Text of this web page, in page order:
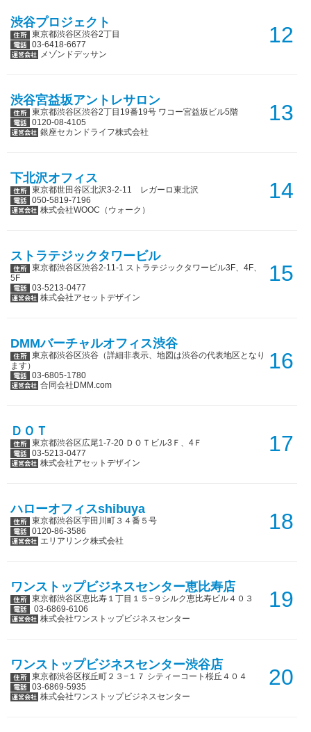
渋谷プロジェクト
東京都渋谷区渋谷2丁目
03-6418-6677
メゾンドデッサン
12
渋谷宮益坂アントレサロン
東京都渋谷区渋谷2丁目19番19号 ワコー宮益坂ビル5階
0120-08-4105
銀座セカンドライフ株式会社
13
下北沢オフィス
東京都世田谷区北沢3-2-11 レガーロ東北沢
050-5819-7196
株式会社WOOC（ウォーク）
14
ストラテジックタワービル
東京都渋谷区渋谷2-11-1 ストラテジックタワービル3F、4F、
5F
03-5213-0477
株式会社アセットデザイン
15
DMMバーチャルオフィス渋谷
東京都渋谷区渋谷（詳細非表示、地図は渋谷の代表地区となり
ます）
03-6805-1780
合同会社DMM.com
16
ＤＯＴ
東京都渋谷区広尾1-7-20 ＤＯＴビル3Ｆ、4Ｆ
03-5213-0477
株式会社アセットデザイン
17
ハローオフィスshibuya
東京都渋谷区宇田川町３４番５号
0120-86-3586
エリアリンク株式会社
18
ワンストップビジネスセンター恵比寿店
東京都渋谷区恵比寿１丁目１５−９シルク恵比寿ビル４０３
03-6869-6106
株式会社ワンストップビジネスセンター
19
ワンストップビジネスセンター渋谷店
東京都渋谷区桜丘町２３−１７ シティーコート桜丘４０４
03-6869-5935
株式会社ワンストップビジネスセンター
20